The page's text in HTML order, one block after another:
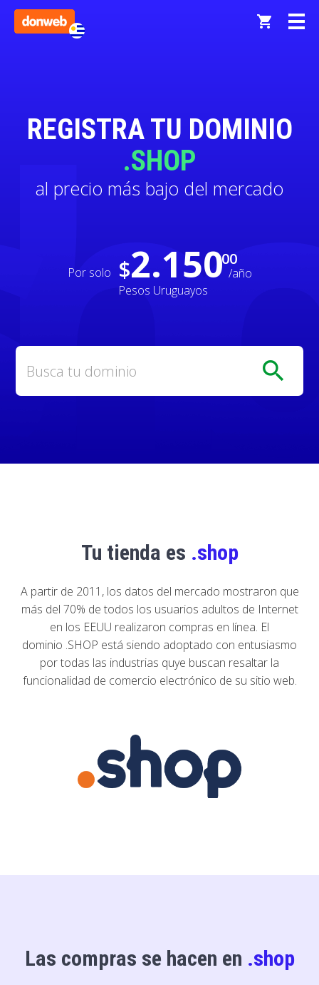
REGISTRA TU DOMINIO
.SHOP
al precio más bajo del mercado
Por solo $2.15000
/año
Pesos Uruguayos
search
Tu tienda es .shop
A partir de 2011, los datos del mercado mostraron que
más del 70% de todos los usuarios adultos de Internet
en los EEUU realizaron compras en línea. El
dominio .SHOP está siendo adoptado con entusiasmo
por todas las industrias quye buscan resaltar la
funcionalidad de comercio electrónico de su sitio web.
Las compras se hacen en .shop